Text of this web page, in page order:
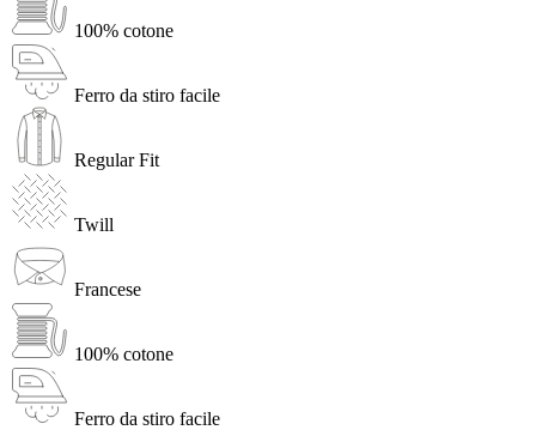
100% cotone
Ferro da stiro facile
Regular Fit
Twill
Francese
100% cotone
Ferro da stiro facile